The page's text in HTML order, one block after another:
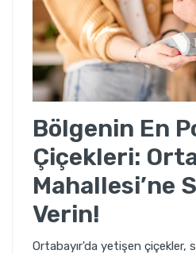
Bölgenin En
Çiçekleri:
Mahallesi’ne
Verin!
Ortabayır'da yetişen çiçekler,